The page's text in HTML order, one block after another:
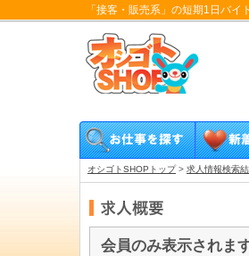
「接客・販売系」の短期1日バ
オシゴトSHOPトップ> 求人情報検索
会員のみ表示されます